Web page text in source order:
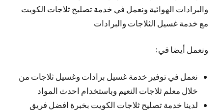
والبرادات الهوائية ونعمل في خدمة تصليح ثلاجات الكويت
مع خدمة غسيل الثلاجات والبرادات
ونعمل أيضا في:
نعمل في توفير خدمة غسيل برادات وغسيل ثلاجات من
خلال معلم ثلاجات النعيم وباستخدام احدث المواد
لدينا خدمة تصليح ثلاجات الكويت بخبرة افضل فريق